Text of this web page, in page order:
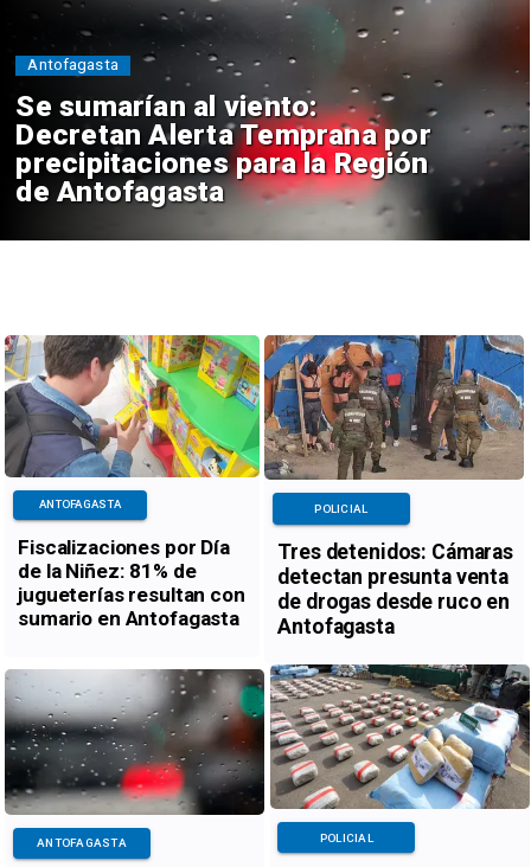
Se sumarían al viento:
Decretan Alerta Temprana por
precipitaciones para la Región
de Antofagasta
Antofagasta
Fiscalizaciones por Día
de la Niñez: 81% de
jugueterías resultan con
sumario en Antofagasta
ANTOFAGASTA
Tres detenidos: Cámaras
detectan presunta venta
de drogas desde ruco en
Antofagasta
POLICIAL
ANTOFAGASTA POLICIAL